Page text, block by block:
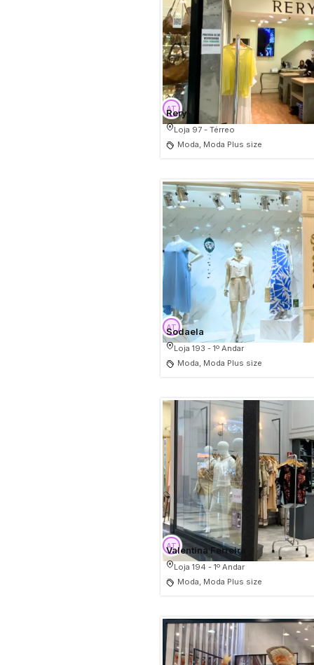
Rery
Loja 97 - Térreo
Moda, Moda Plus size
Sodaela
Loja 193 - 1º Andar
Moda, Moda Plus size
Valentina Ferreira
Loja 194 - 1º Andar
Moda, Moda Plus size